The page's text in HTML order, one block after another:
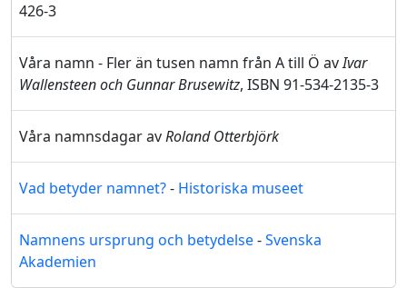
426-3
Våra namn - Fler än tusen namn från A till Ö avIvar
Wallensteen och Gunnar Brusewitz, ISBN 91-534-2135-3
Våra namnsdagar avRoland Otterbjörk
Vad betyder namnet?- Historiska museet
Namnens ursprung och betydelse-Svenska
Akademien